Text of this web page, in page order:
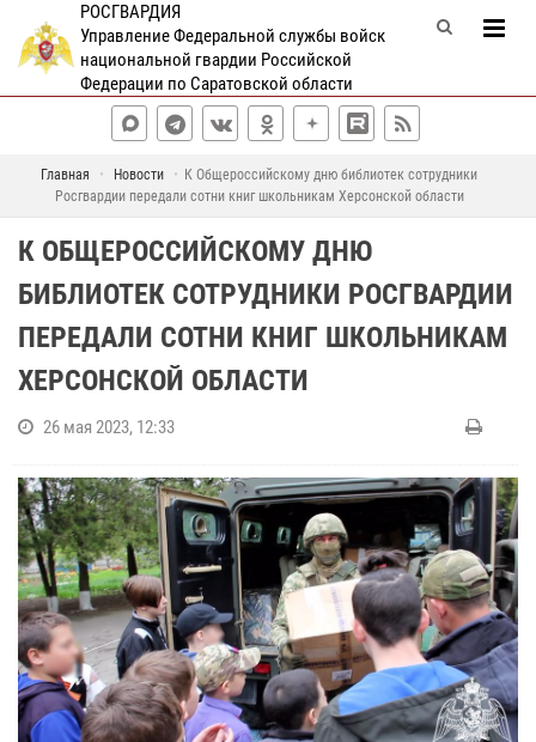
РОСГВАРДИЯ
Управление Федеральной службы войск
национальной гвардии Российской
Федерации по Саратовской области
Главная Новости
К Общероссийскому дню библиотек сотрудники
Росгвардии передали сотни книг школьникам Херсонской области
К ОБЩЕРОССИЙСКОМУ ДНЮ
БИБЛИОТЕК СОТРУДНИКИ РОСГВАРДИИ
ПЕРЕДАЛИ СОТНИ КНИГ ШКОЛЬНИКАМ
ХЕРСОНСКОЙ ОБЛАСТИ
26 мая 2023, 12:33